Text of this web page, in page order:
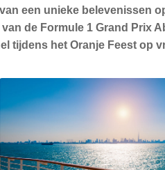
een unieke belevenissen
de Formule 1 Grand Prix
tijdens het Oranje Feest op